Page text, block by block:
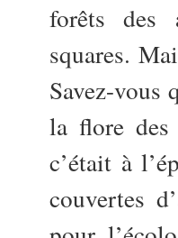
forêts des
squares.
Savez-vous
la flore des
c’était à
couvertes